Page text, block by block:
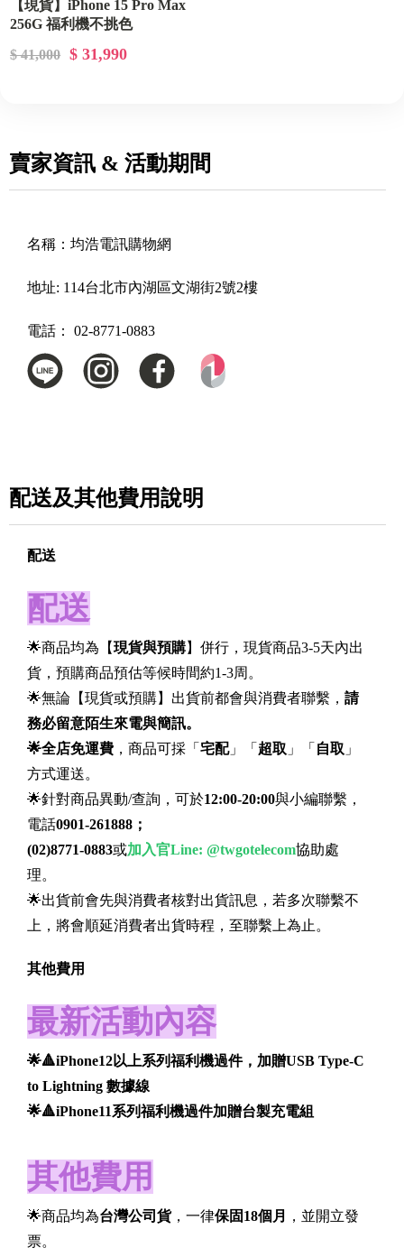
【現貨】iPhone 15 Pro Max
256G 福利機不挑色
$ 41,000
$ 31,990
賣家資訊 & 活動期間
名稱： 均浩電訊購物網
地址: 114台北市內湖區文湖街2號2樓
電話： 02-8771-0883
配送及其他費用說明
配送
配送
🌟商品均為【現貨與預購】併行，現貨商品3-5天內出
貨，預購商品預估等候時間約1-3周。
🌟無論【現貨或預購】出貨前都會與消費者聯繫， 請
務必留意陌生來電與簡訊。
🌟全店免運費 ，商品可採「 宅配」「 超取 」「 自取 」
方式運送。
🌟針對商品異動/查詢，可於12:00-20:00與小編聯繫，
電話0901-261888；
(02)8771-0883或加入官Line: @twgotelecom協助處
理。
🌟出貨前會先與消費者核對出貨訊息，若多次聯繫不
上，將會順延消費者出貨時程，至聯繫上為止。
其他費用
最新活動內容
🌟🔺iPhone12以上系列福利機過件，加贈USB Type-C
to Lightning 數據線
🌟🔺iPhone11系列福利機過件加贈台製充電組
其他費用
🌟商品均為台灣公司貨，一律保固18個月
，並開立發
票。